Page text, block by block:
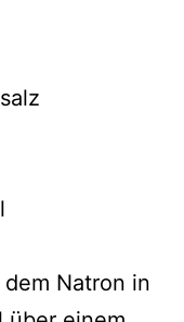
Natron in